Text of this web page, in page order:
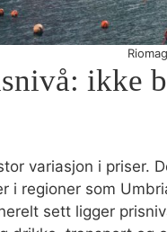
ikke
variasjon i priser.
i regioner som
sett ligger